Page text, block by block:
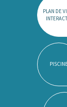
PLAN DE